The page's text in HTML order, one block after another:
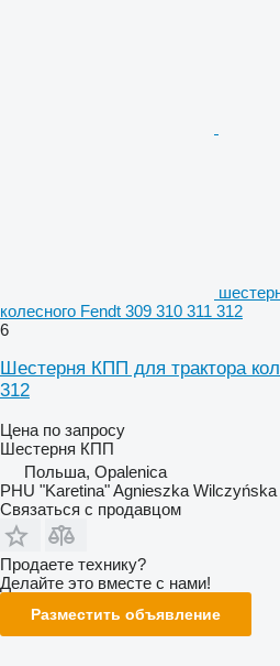
колесного Fendt 309 310 311 312
6
Шестерня КПП для трактора
312
Цена по запросу
Шестерня КПП
Польша, Opalenica
PHU "Karetina" Agnieszka Wilczyńska
Связаться с продавцом
Продаете технику?
Делайте это вместе с нами!
Разместить объявление